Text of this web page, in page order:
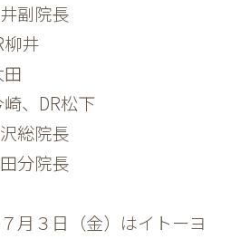
副院長
井
、DR松下
総院長
分院長
月３日（金）はイトーヨ